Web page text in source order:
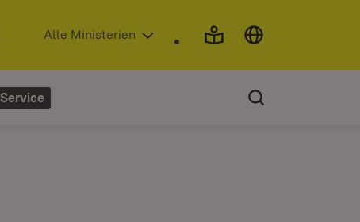
(Öffnet in neuem Fenster)
Alle Ministerien
Service